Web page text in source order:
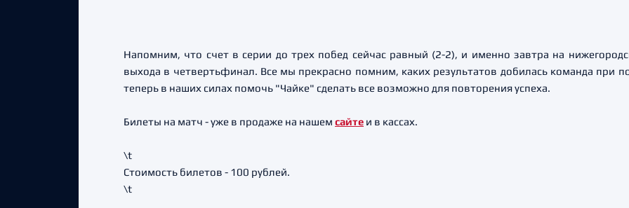
Напомним, что счет в серии до трех побед сейчас равный (2-2), и именно завтра на
выхода в четвертьфинал. Все мы прекрасно помним, каких результатов добилась команда при
теперь в наших силах помочь "Чайке" сделать все возможно для повторения успеха.
Билеты на матч - уже в продаже на нашем сайте и в кассах.
\t
Стоимость билетов - 100 рублей.
\t